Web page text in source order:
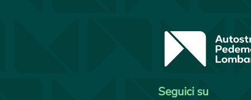
Seguici su